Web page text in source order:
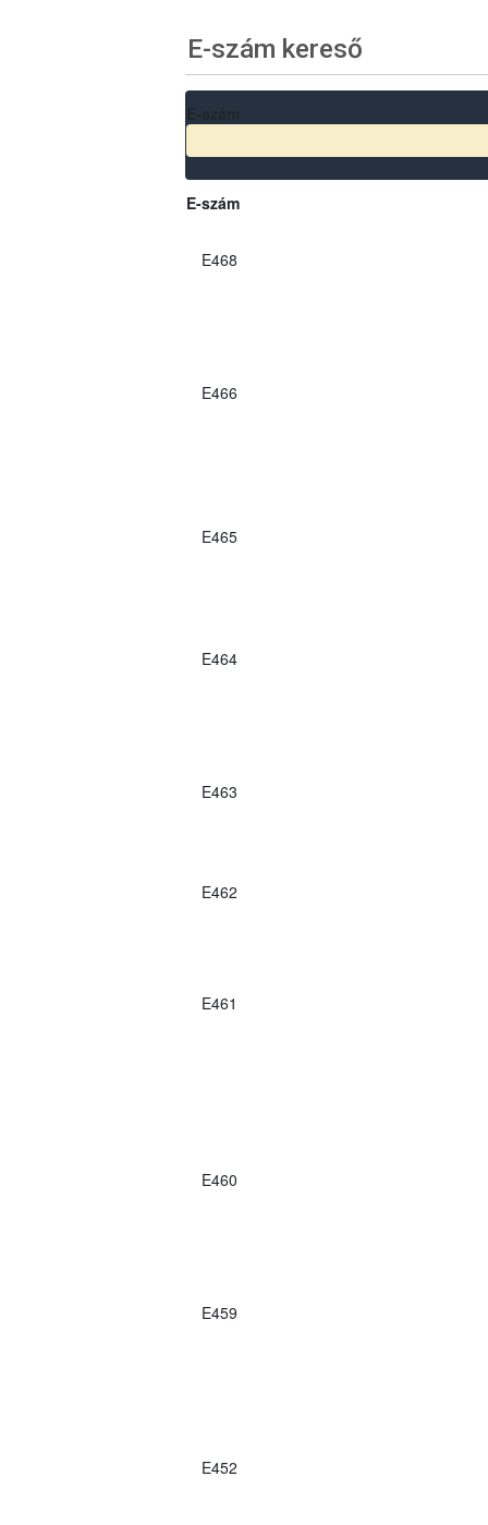
E-szám kereső
E-szám
E468
E466
E465
E464
E463
E462
E461
E460
E459
E452